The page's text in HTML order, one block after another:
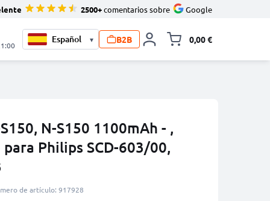
2500+comentarios sobre Google
▾ B2B 0,00 €
N-S150 1100mAh - ,
Philips SCD-603/00,
de artículo: 917928